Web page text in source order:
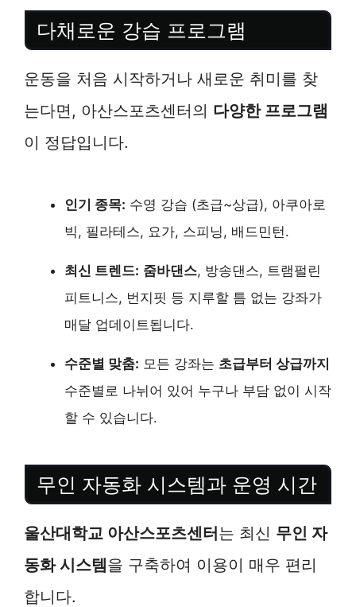
다채로운 강습 프로그램
운동을 처음 시작하거나 새로운 취미를 찾
는다면, 아산스포츠센터의 다양한 프로그램
이 정답입니다.
인기 종목: 수영 강습 (초급~상급), 아쿠아로
빅, 필라테스, 요가, 스피닝, 배드민턴.
최신 트렌드: 줌바댄스, 방송댄스, 트램펄린
피트니스, 번지핏 등 지루할 틈 없는 강좌가
매달 업데이트됩니다.
수준별 맞춤: 모든 강좌는 초급부터 상급까지
수준별로 나뉘어 있어 누구나 부담 없이 시작
할 수 있습니다.
무인 자동화 시스템과 운영 시간
울산대학교 아산스포츠센터는 최신 무인 자
동화 시스템을 구축하여 이용이 매우 편리
합니다.